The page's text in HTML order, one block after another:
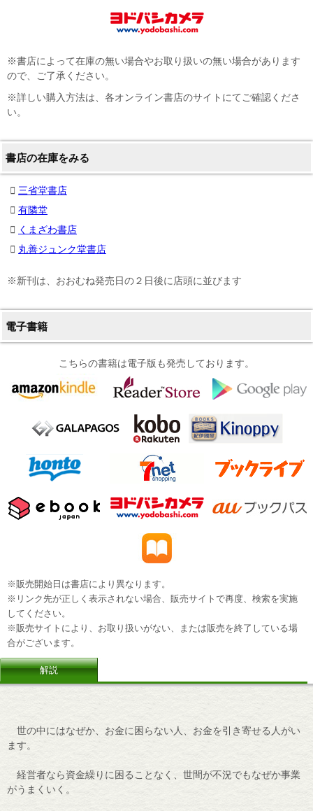
※書店によって在庫の無い場合やお取り扱いの無い場合があります
ので、ご了承ください。
※詳しい購入方法は、各オンライン書店のサイトにてご確認くださ
い。
書店の在庫をみる
三省堂書店
有隣堂
くまざわ書店
丸善ジュンク堂書店
※新刊は、おおむね発売日の２日後に店頭に並びます
電子書籍
こちらの書籍は電子版も発売しております。
※販売開始日は書店により異なります。
※リンク先が正しく表示されない場合、販売サイトで再度、検索を実施
してください。
※販売サイトにより、お取り扱いがない、または販売を終了している場
合がございます。
解説
世の中にはなぜか、お金に困らない人、お金を引き寄せる人がい
ます。
経営者なら資金繰りに困ることなく、世間が不況でもなぜか事業
がうまくいく。